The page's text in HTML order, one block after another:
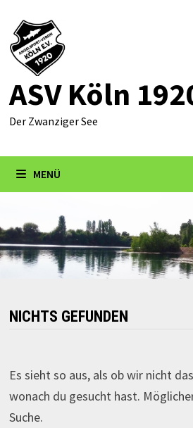
Inhalt
springen
ASV Köln
Der Zwanziger See
MENÜ
NICHTS GEFUNDEN
Es sieht so aus, als ob wir nicht
wonach du gesucht hast.
Suche.